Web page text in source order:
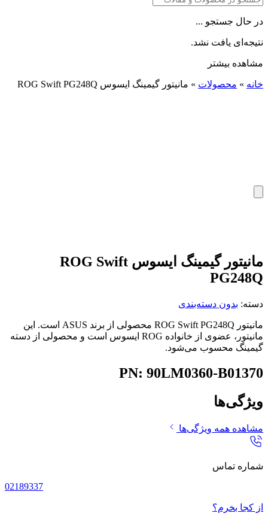
در حال جستجو ...
نتیجه‌ای یافت نشد.
مشاهده بیشتر
خانه » محصولات » مانیتور گیمینگ ایسوس ROG Swift PG248Q
مانیتور گیمینگ ایسوس ROG Swift
PG248Q
دسته: بدون دسته‌بندی
مانیتور ROG Swift PG248Q محصولی از برند ASUS است. این
مانیتور، عضوی از خانواده ROG ایسوس است و محصولی از دسته
گیمینگ محسوب می‌شود.
PN: 90LM0360-B01370
ویژگی‌ها
مشاهده همه ویژگی‌ها
شماره تماس
02189337
از کجا بخرم؟